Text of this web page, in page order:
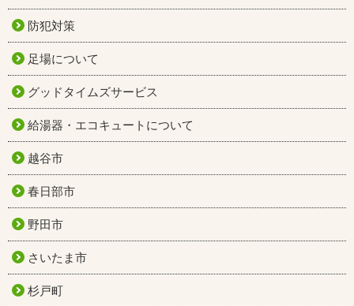
防犯対策
足場について
グッドタイムズサービス
給湯器・エコキュートについて
越谷市
春日部市
野田市
さいたま市
杉戸町